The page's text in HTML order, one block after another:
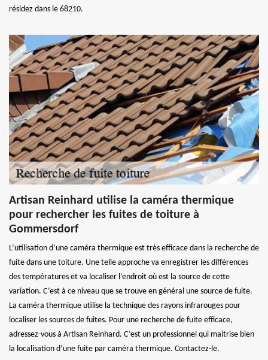
résidez dans le 68210.
Artisan Reinhard utilise la caméra thermique
pour rechercher les fuites de toiture à
Gommersdorf
L’utilisation d’une caméra thermique est très efficace dans la recherche de
fuite dans une toiture. Une telle approche va enregistrer les différences
des températures et va localiser l’endroit où est la source de cette
variation. C’est à ce niveau que se trouve en général une source de fuite.
La caméra thermique utilise la technique des rayons infrarouges pour
localiser les sources de fuites. Pour une recherche de fuite efficace,
adressez-vous à Artisan Reinhard. C’est un professionnel qui maitrise bien
la localisation d’une fuite par caméra thermique. Contactez-le.